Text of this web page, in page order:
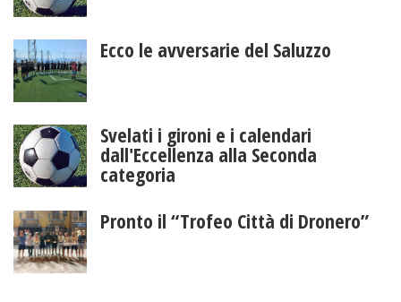
Ecco le avversarie del Saluzzo
Svelati i gironi e i calendari
dall'Eccellenza alla Seconda
categoria
Pronto il “Trofeo Città di Dronero”